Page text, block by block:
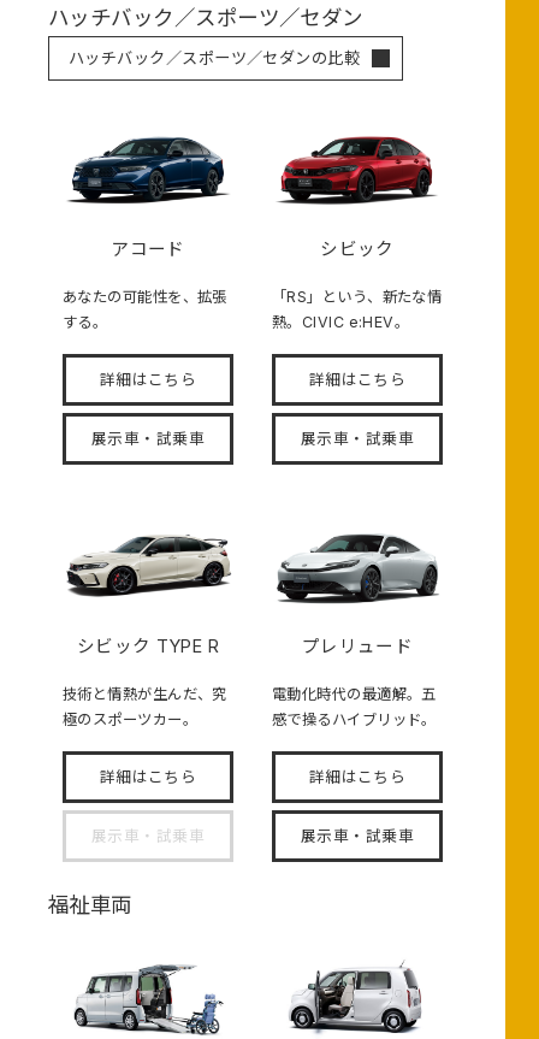
ハッチバック／スポーツ／セダン
ハッチバック／スポーツ／セダンの比較
アコード
あなたの可能性を、拡張
する。
詳細はこちら
展示車・試乗車
シビック
「RS」という、新たな情
熱。CIVIC e:HEV。
詳細はこちら
展示車・試乗車
シビック TYPE R
技術と情熱が生んだ、究
極のスポーツカー。
詳細はこちら
展示車・試乗車
プレリュード
電動化時代の最適解。五
感で操るハイブリッド。
詳細はこちら
展示車・試乗車
福祉車両